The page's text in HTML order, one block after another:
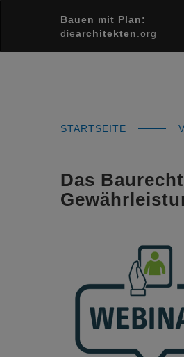
Bauen mit Plan:
diearchitekten .org
STARTSEITE
Das